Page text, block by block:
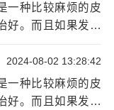
理疗法也是一种
使用的波长要求
太长时间管理使
一些相关并发
一种比较麻烦的皮
好。而且如果发病
其是夏天，穿鞋不
2024-08-02 13:28:42
一种比较麻烦的皮
好。而且如果发病